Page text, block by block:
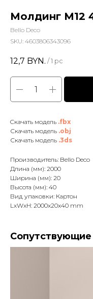
Молдинг М12
Bello Deco
SKU: 4603806343096
12,7 BYN. / 1 pc
Cкачать модель .fbx
Скачать модель .obj
Скачать модель .3ds
Производитель: Bello Deco
Длина (мм): 2000
Ширина (мм): 20
Высота (мм): 40
Вид упаковки: Картон
LxWxH: 2000x20x40 mm